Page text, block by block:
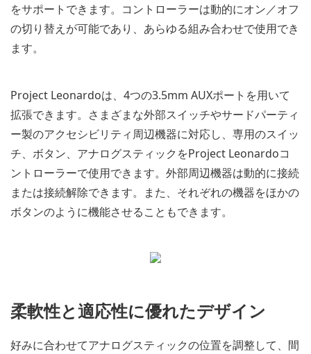
をサポートできます。コントローラーは動的にオン／オフ
の切り替えが可能であり、あらゆる組み合わせで使用でき
ます。
Project Leonardoは、4つの3.5mm AUXポートを用いて
拡張できます。さまざまな外部スイッチやサードパーティ
ー製のアクセシビリティ周辺機器に対応し、専用のスイッ
チ、ボタン、アナログスティックをProject Leonardoコ
ントローラーで使用できます。外部周辺機器は動的に接続
または接続解除できます。また、それぞれの機器をほかの
ボタンのように機能させることもできます。
柔軟性と適応性に優れたデザイン
好みに合わせてアナログスティックの位置を調整して、間